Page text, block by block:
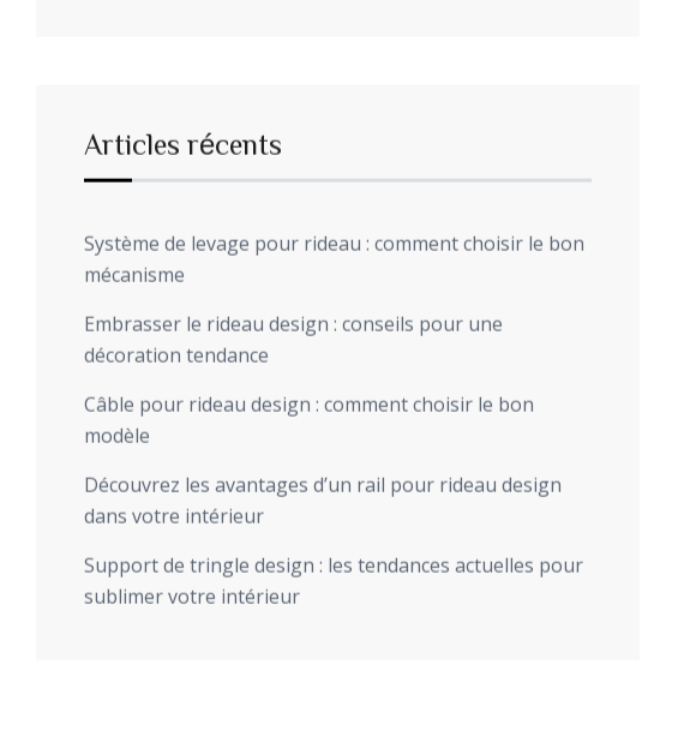
Articles récents
Système de levage pour rideau : comment choisir le bon
mécanisme
Embrasser le rideau design : conseils pour une
décoration tendance
Câble pour rideau design : comment choisir le bon
modèle
Découvrez les avantages d’un rail pour rideau design
dans votre intérieur
Support de tringle design : les tendances actuelles pour
sublimer votre intérieur